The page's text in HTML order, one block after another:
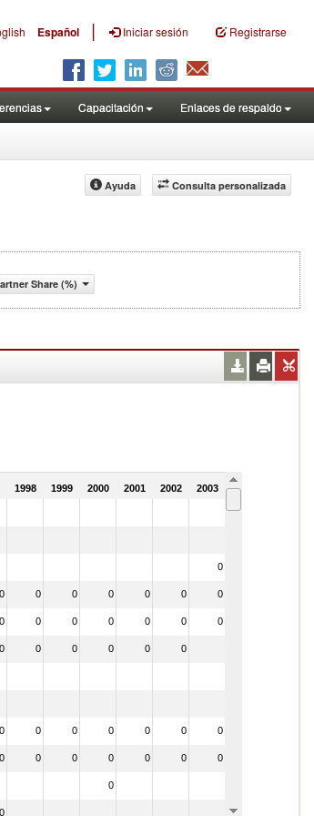
Español | Iniciar sesión Registrarse
Capacitación Enlaces de respaldo
Consulta personalizada
Ayuda
Share (%)
1998 1999 2000 2001 2002 2003 2004
0
0 0 0 0 0 0 0
0 0 0 0 0 0 0
0 0 0 0 0 0
0 0 0 0 0 0 0
0 0 0 0 0 0 0
0
0